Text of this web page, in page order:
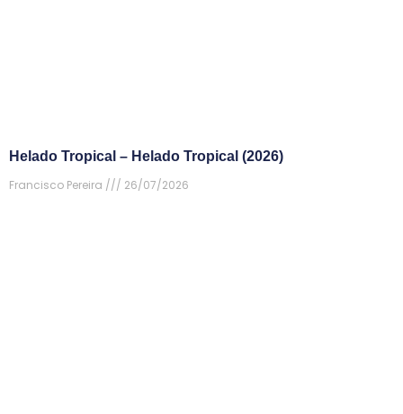
Helado Tropical – Helado Tropical (2026)
Francisco Pereira
26/07/2026